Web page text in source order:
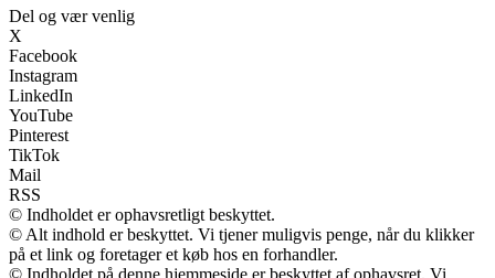
Del og vær venlig
X
Facebook
Instagram
LinkedIn
YouTube
Pinterest
TikTok
Mail
RSS
© Indholdet er ophavsretligt beskyttet.
© Alt indhold er beskyttet. Vi tjener muligvis penge, når du klikker
på et link og foretager et køb hos en forhandler.